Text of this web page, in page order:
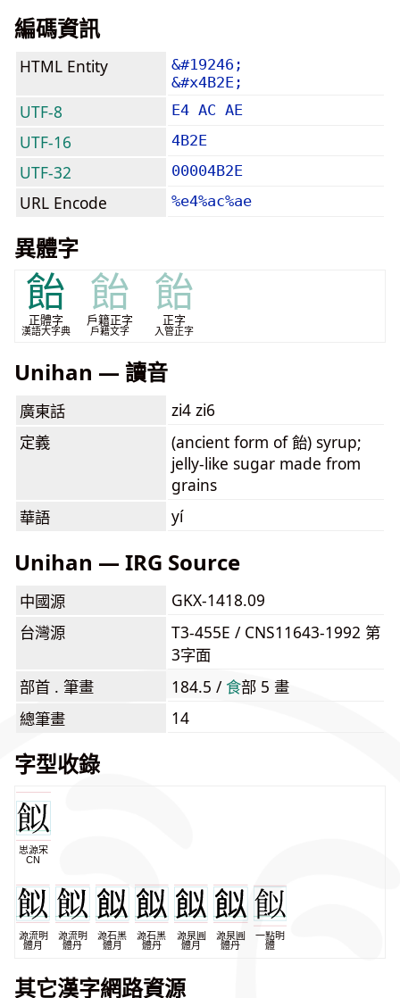
編碼資訊
HTML Entity
&#19246;
&#x4B2E;
UTF-8 E4 AC AE
UTF-16 4B2E
UTF-32 00004B2E
URL Encode %e4%ac%ae
異體字
飴
正體字
漢語大字典
飴
戶籍正字
戶籍文字
飴
正字
入管正字
Unihan — 讀音
廣東話
zi4 zi6
定義
(ancient form of 飴) syrup;
jelly-like sugar made from
grains
華語
yí
Unihan — IRG Source
中國源
GKX-1418.09
台灣源
T3-455E / CNS11643-1992 第
3字面
部首 . 筆畫
184.5 / ⾷部 5 畫
總筆畫
14
字型收錄
思源宋
CN
源流明
體月
源流明
體丹
源石黑
體月
源石黑
體丹
源泉圓
體月
源泉圓
體丹
一點明
體
其它漢字網路資源